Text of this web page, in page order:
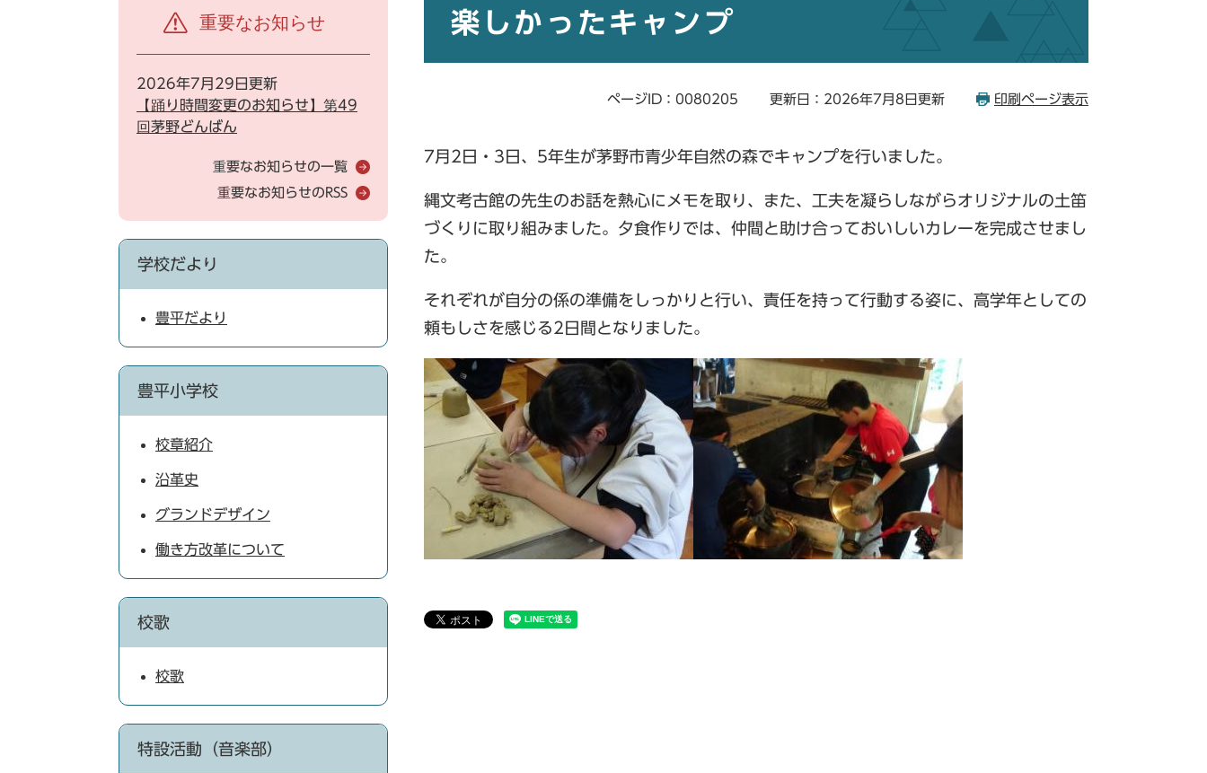
楽しかったキャンプ
ページID：0080205 更新日：2026年7月8日更新 印刷ページ表示
7月2日・3日、5年生が茅野市青少年自然の森でキャンプを行いました。
縄文考古館の先生のお話を熱心にメモを取り、また、工夫を凝らしながらオリジナルの土笛
づくりに取り組みました。夕食作りでは、仲間と助け合っておいしいカレーを完成させまし
た。
それぞれが自分の係の準備をしっかりと行い、責任を持って行動する姿に、高学年としての
頼もしさを感じる2日間となりました。
重要なお知らせ
2026年7月29日更新
【踊り時間変更のお知らせ】第49
回茅野どんばん
重要なお知らせの一覧
重要なお知らせのRSS
学校だより
豊平だより
豊平小学校
校章紹介
沿革史
グランドデザイン
働き方改革について
校歌
校歌
特設活動（音楽部）